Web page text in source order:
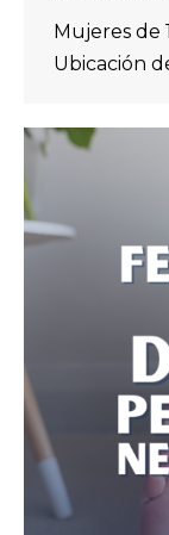
Mujeres de
Ubicación